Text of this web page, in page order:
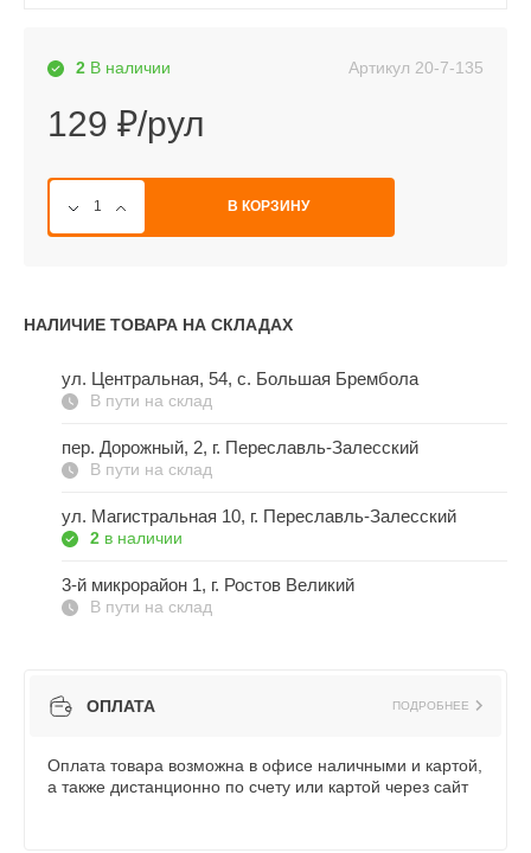
2 В наличии Артикул 20-7-135
129 ₽/рул
В КОРЗИНУ
НАЛИЧИЕ ТОВАРА НА СКЛАДАХ
ул. Центральная, 54, c. Большая Брембола
В пути на склад
пер. Дорожный, 2, г. Переславль-Залесский
В пути на склад
ул. Магистральная 10, г. Переславль-Залесский
2 в наличии
3-й микрорайон 1, г. Ростов Великий
В пути на склад
ОПЛАТА ПОДРОБНЕЕ
Оплата товара возможна в офисе наличными и картой,
а также дистанционно по счету или картой через сайт